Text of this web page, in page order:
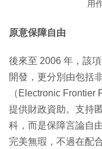
用
原意保障自由
後來至 2006 年，該
開發，更分別由包括
（Electronic
提供財政資助。支持
科，而是保障言論自
完美無瑕，不過在配